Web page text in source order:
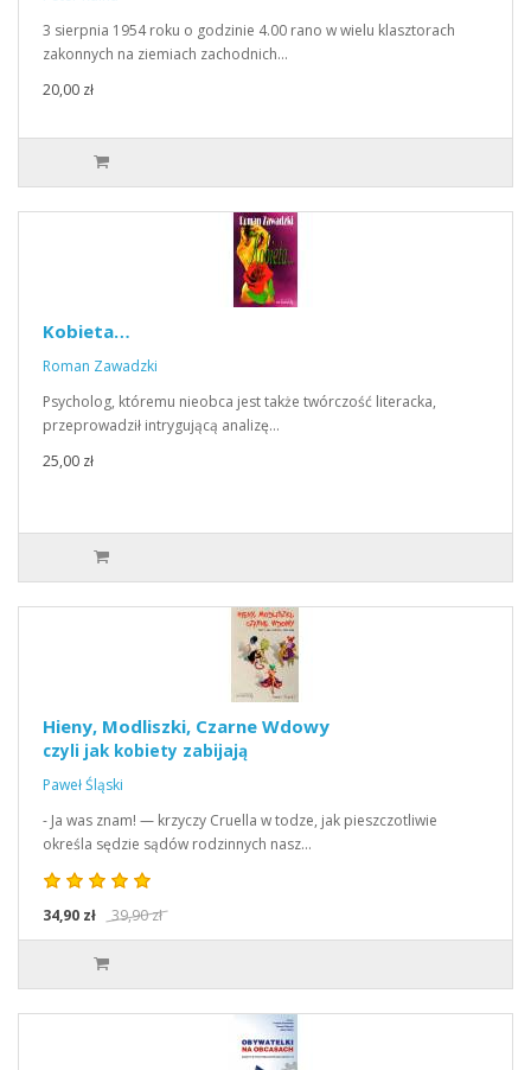
3 sierpnia 1954 roku o godzinie 4.00 rano w wielu klasztorach
zakonnych na ziemiach zachodnich…
20,00 zł
Kobieta…
Roman Zawadzki
Psycholog, któremu nieobca jest także twórczość literacka,
przeprowadził intrygującą analizę…
25,00 zł
Hieny, Modliszki, Czarne Wdowy
czyli jak kobiety zabijają
Paweł Śląski
- Ja was znam! — krzyczy Cruella w todze, jak pieszczotliwie
określa sędzie sądów rodzinnych nasz…
34,90 zł 39,90 zł